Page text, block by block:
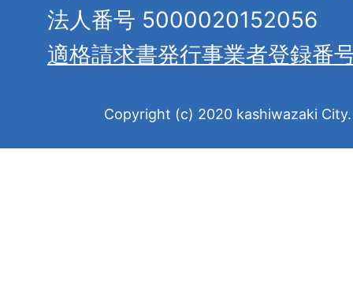
法人番号 5000020152056
適格請求書発行事業者登録番
Copyright (c) 2020 kashiwazaki